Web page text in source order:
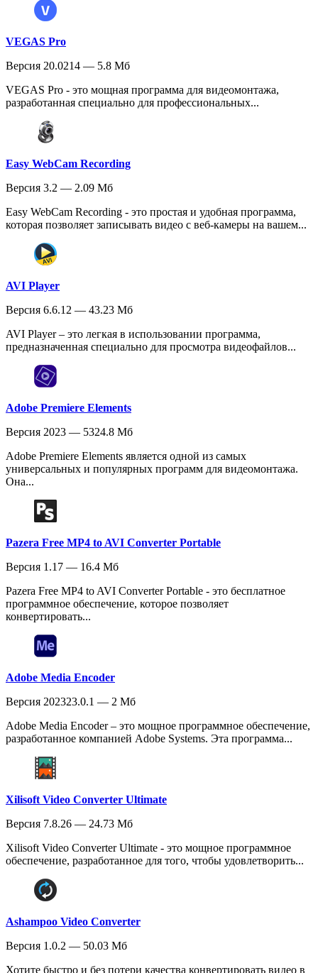
VEGAS Pro
Версия 20.0214 — 5.8 Мб
VEGAS Pro - это мощная программа для видеомонтажа,
разработанная специально для профессиональных...
Easy WebCam Recording
Версия 3.2 — 2.09 Мб
Easy WebCam Recording - это простая и удобная программа,
которая позволяет записывать видео с веб-камеры на вашем...
AVI Player
Версия 6.6.12 — 43.23 Мб
AVI Player – это легкая в использовании программа,
предназначенная специально для просмотра видеофайлов...
Adobe Premiere Elements
Версия 2023 — 5324.8 Мб
Adobe Premiere Elements является одной из самых
универсальных и популярных программ для видеомонтажа.
Она...
Pazera Free MP4 to AVI Converter Portable
Версия 1.17 — 16.4 Мб
Pazera Free MP4 to AVI Converter Portable - это бесплатное
программное обеспечение, которое позволяет
конвертировать...
Adobe Media Encoder
Версия 202323.0.1 — 2 Мб
Adobe Media Encoder – это мощное программное обеспечение,
разработанное компанией Adobe Systems. Эта программа...
Xilisoft Video Converter Ultimate
Версия 7.8.26 — 24.73 Мб
Xilisoft Video Converter Ultimate - это мощное программное
обеспечение, разработанное для того, чтобы удовлетворить...
Ashampoo Video Converter
Версия 1.0.2 — 50.03 Мб
Хотите быстро и без потери качества конвертировать видео в